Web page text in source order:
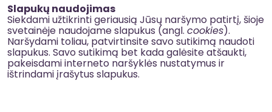
Slapukų naudojimas
Siekdami užtikrinti geriausią Jūsų naršymo patirtį, šioje
svetainėje naudojame slapukus (angl. cookies).
Naršydami toliau, patvirtinsite savo sutikimą naudoti
slapukus. Savo sutikimą bet kada galėsite atšaukti,
pakeisdami interneto naršyklės nustatymus ir
ištrindami įrašytus slapukus.
tinklo naujų
arba
atnaujintų
vamzdynų
ilgis
P.B.2.0031 9,56
Gyventojai,
Slapukų naudojimas
Korupcijos prevencija
Kontaktai